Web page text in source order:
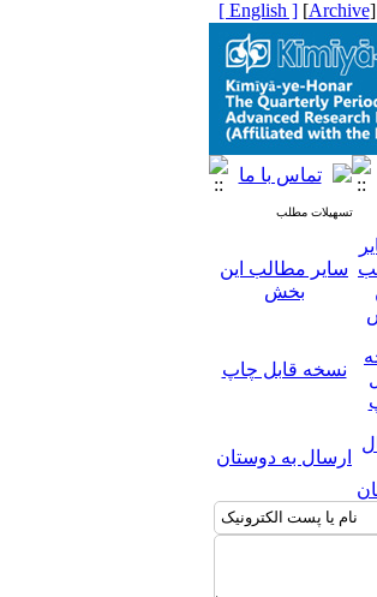
[
Archive
]
[ English ]
تسهیلات مطلب
سایر مطالب این
بخش
نسخه قابل چاپ
ارسال به دوستان